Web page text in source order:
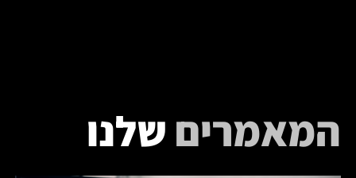
המאמרים שלנו